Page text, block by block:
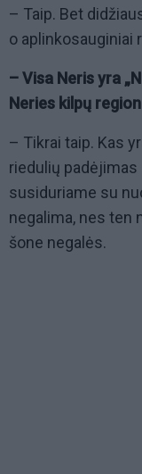
– Taip. Bet
o aplinkosauginiai
– Visa Neris yra
Neries kilpų
– Tikrai taip. Kas
riedulių
susiduriame su
negalima, nes ten
šone negalės.